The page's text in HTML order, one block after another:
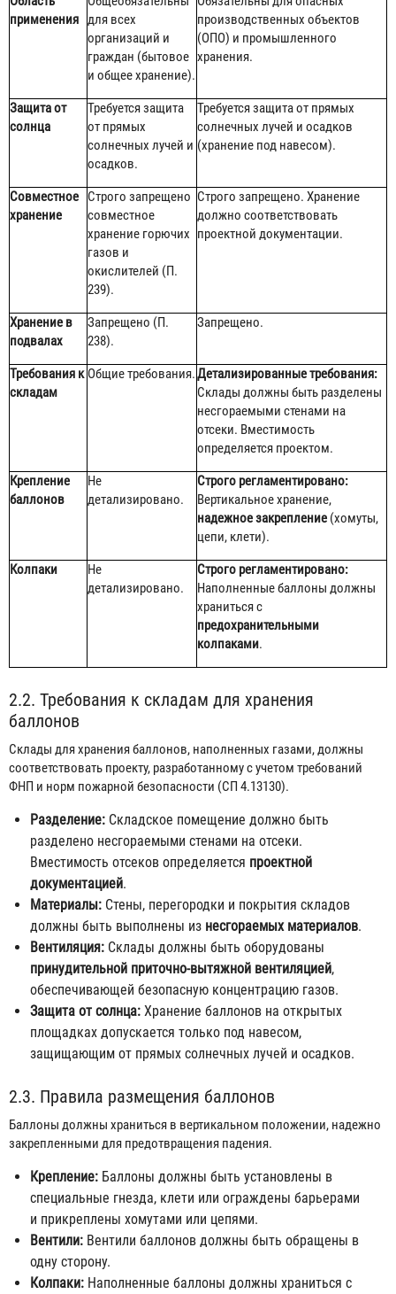
применения для всех
организаций и
граждан (бытовое
и общее хранение).
производственных объектов
(ОПО) и промышленного
хранения.
Защита от
солнца
Требуется защита
от прямых
солнечных лучей и
осадков.
Требуется защита от прямых
солнечных лучей и осадков
(хранение под навесом).
Совместное
хранение
Строго запрещено
совместное
хранение горючих
газов и
окислителей (П.
239).
Строго запрещено. Хранение
должно соответствовать
проектной документации.
Хранение в
подвалах
Запрещено (П.
238).
Запрещено.
Требования к
складам
Общие требования.Детализированные требования:
Склады должны быть разделены
несгораемыми стенами на
отсеки. Вместимость
определяется проектом.
Крепление
баллонов
Не
детализировано.
Строго регламентировано:
Вертикальное хранение,
надежное закрепление (хомуты,
цепи, клети).
Колпаки
Не
детализировано.
Строго регламентировано:
Наполненные баллоны должны
храниться с
предохранительными
колпаками.
2.2. Требования к складам для хранения
баллонов
Склады для хранения баллонов, наполненных газами, должны
соответствовать проекту, разработанному с учетом требований
ФНП и норм пожарной безопасности (СП 4.13130).
Разделение: Складское помещение должно быть
разделено несгораемыми стенами на отсеки.
Вместимость отсеков определяется проектной
документацией.
Материалы: Стены, перегородки и покрытия складов
должны быть выполнены из несгораемых материалов.
Вентиляция: Склады должны быть оборудованы
принудительной приточно-вытяжной вентиляцией,
обеспечивающей безопасную концентрацию газов.
Защита от солнца: Хранение баллонов на открытых
площадках допускается только под навесом,
защищающим от прямых солнечных лучей и осадков.
2.3. Правила размещения баллонов
Баллоны должны храниться в вертикальном положении, надежно
закрепленными для предотвращения падения.
Крепление: Баллоны должны быть установлены в
специальные гнезда, клети или ограждены барьерами
и прикреплены хомутами или цепями.
Вентили: Вентили баллонов должны быть обращены в
одну сторону.
Колпаки: Наполненные баллоны должны храниться с